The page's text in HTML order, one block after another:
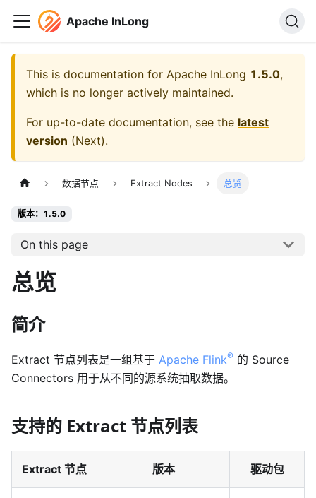
Apache InLong
This is documentation for Apache InLong 1.5.0,
which is no longer actively maintained.
For up-to-date documentation, see the latest
version (Next).
数据节点 Extract Nodes 总览
版本：1.5.0
On this page
总览
简介
Extract 节点列表是一组基于 Apache Flink® 的 Source
Connectors 用于从不同的源系统抽取数据。
支持的 Extract 节点列表
Extract 节点 版本 驱动包